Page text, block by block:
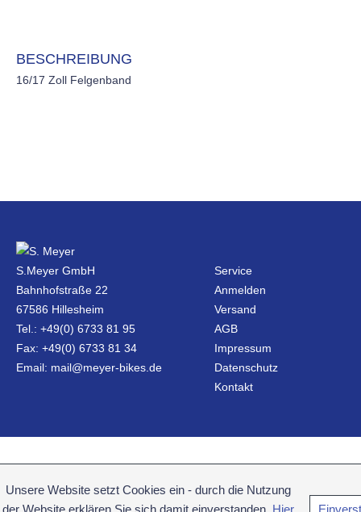
BESCHREIBUNG
16/17 Zoll Felgenband
S.Meyer GmbH
Bahnhofstraße 22
67586 Hillesheim
Tel.: +49(0) 6733 81 95
Fax: +49(0) 6733 81 34
Email: mail@meyer-bikes.de
Service
Anmelden
Versand
AGB
Impressum
Datenschutz
Kontakt
Unsere Website setzt Cookies ein - durch die Nutzung
der Website erklären Sie sich damit einverstanden. Hier